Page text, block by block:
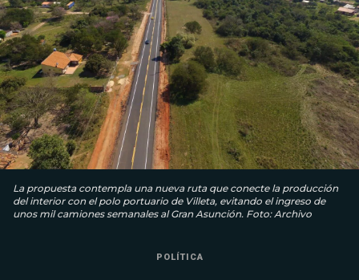
La propuesta contempla una nueva ruta que conecte la producción
del interior con el polo portuario de Villeta, evitando el ingreso de
unos mil camiones semanales al Gran Asunción. Foto: Archivo
POLÍTICA